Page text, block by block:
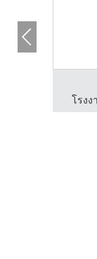
โรง